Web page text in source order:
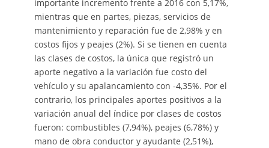
importante incremento frente a 2016 con 5,17%,
mientras que en partes, piezas, servicios de
mantenimiento y reparación fue de 2,98% y en
costos fijos y peajes (2%). Si se tienen en cuenta
las clases de costos, la única que registró un
aporte negativo a la variación fue costo del
vehículo y su apalancamiento con -4,35%. Por el
contrario, los principales aportes positivos a la
variación anual del índice por clases de costos
fueron: combustibles (7,94%), peajes (6,78%) y
mano de obra conductor y ayudante (2,51%),